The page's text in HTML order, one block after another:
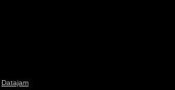
Datajam